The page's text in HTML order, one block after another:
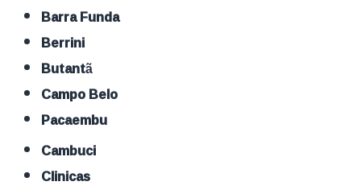
Barra Funda
Berrini
Butantã
Campo Belo
Pacaembu
Cambuci
Clinicas